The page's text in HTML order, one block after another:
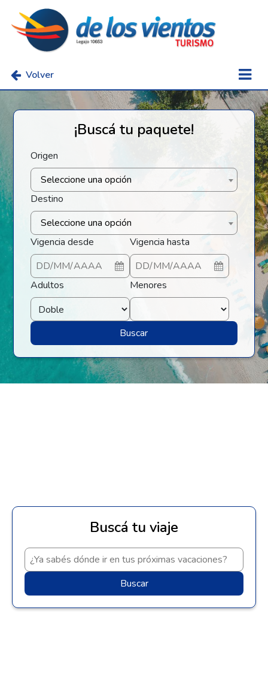
Volver
¡Buscá tu paquete!
Origen
Seleccione una opción
Destino
Seleccione una opción
Vigencia desde
Vigencia hasta
Adultos Menores
Buscar
Buscá tu viaje
Buscar